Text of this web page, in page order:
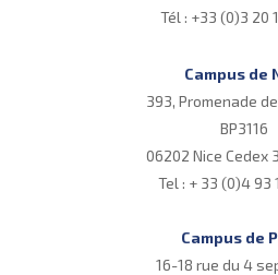
Tél : +33 (0)3 20
Campus de
393, Promenade
BP3116
06202 Nice Cedex
Tel : + 33 (0)4 93
Campus de
16-18 rue du 4